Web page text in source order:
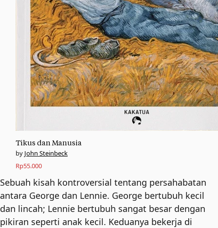
Tikus dan Manusia
John Steinbeck
Rp55.000
Sebuah kisah kontroversial tentang persahabatan
antara George dan Lennie. George bertubuh kecil
dan lincah; Lennie bertubuh sangat besar dengan
pikiran seperti anak kecil. Keduanya bekerja di